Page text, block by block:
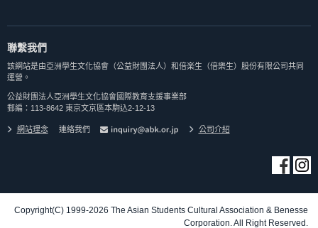
聯繫我們
該網站是由亞洲學生文化協會（公益財團法人）和倍楽生（倍樂生）股份有限公司共同
運營。
公益財團法人亞洲學生文化協會國際教育支援事業部
郵編：113-8642 東京文京區本駒込2-12-13
網站理念 連絡我們 公司介紹
Copyright(C) 1999-2026 The Asian Students Cultural Association & Benesse
Corporation. All Right Reserved.